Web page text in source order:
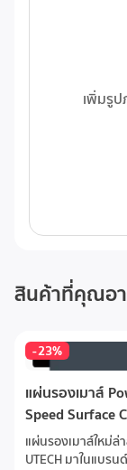
เพิ่มรู
สินค้าที่คุณอ
-23%
แผ่นรองเมาส์
Speed Surface
Gaming Mouse
30 cm.
แผ่นรองเมาส์ใหม่ล่
UTECH มาในแบรนด์